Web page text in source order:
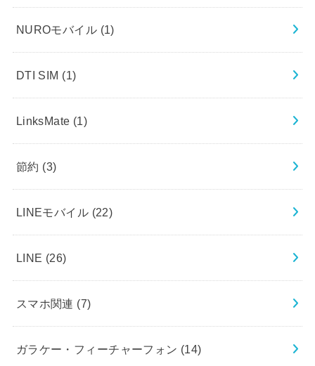
NUROモバイル (1)
DTI SIM (1)
LinksMate (1)
節約 (3)
LINEモバイル (22)
LINE (26)
スマホ関連 (7)
ガラケー・フィーチャーフォン (14)